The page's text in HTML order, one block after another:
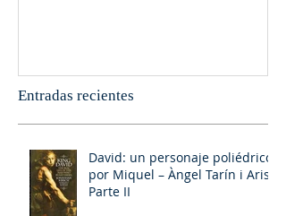
Entradas recientes
David: un personaje poliédrico,
por Miquel – Àngel Tarín i Arisó
Parte II